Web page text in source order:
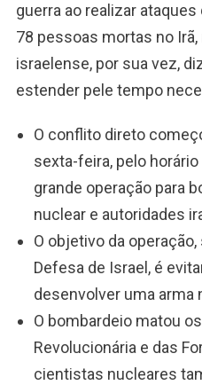
guerra ao realizar
78 pessoas mortas no
israelense, por sua vez,
estender pele tempo
O conflito direto
sexta-feira, pelo
grande operação para
nuclear e autoridades
O objetivo da
Defesa de Israel, é
desenvolver uma arma
O bombardeio matou
Revolucionária e das
cientistas nucleares